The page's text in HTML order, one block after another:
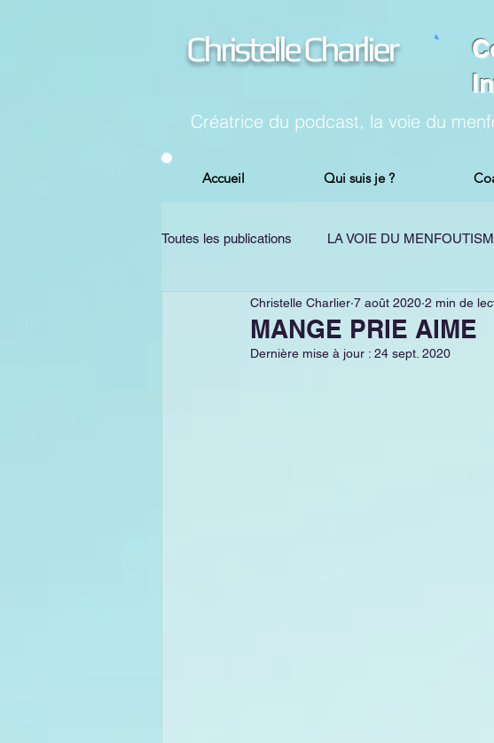
Christelle Charlier
Créatrice du podcast, la voie du
Accueil Qui suis je ?
Toutes les publications LA VOIE DU
CHANGEMENT PSYCHOLOGIE
MANGE PRIE AIME
Christelle Charlier 7 août 2020 2 min de
Dernière mise à jour : 24 sept. 2020